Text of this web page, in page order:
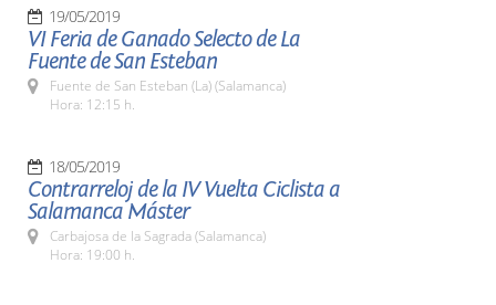
19/05/2019
VI Feria de Ganado Selecto de La
Fuente de San Esteban
Fuente de San Esteban (La) (Salamanca)
Hora: 12:15 h.
18/05/2019
Contrarreloj de la IV Vuelta Ciclista a
Salamanca Máster
Carbajosa de la Sagrada (Salamanca)
Hora: 19:00 h.